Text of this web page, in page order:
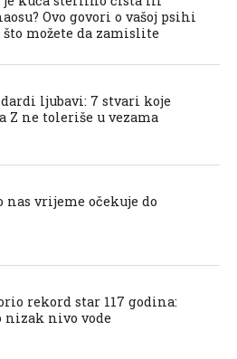
Ovo govori o vašoj psihi
što možete da zamislite
ljubavi: 7 stvari koje
Z ne toleriše u vezama
nas vrijeme očekuje do
rekord star 117 godina:
nizak nivo vode